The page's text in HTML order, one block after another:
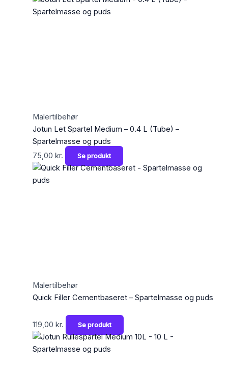
Malertilbehør
Jotun Let Spartel Medium – 0.4 L (Tube) –
Spartelmasse og puds
75,00 kr. Se produkt
Malertilbehør
Quick Filler Cementbaseret – Spartelmasse og puds
119,00 kr. Se produkt